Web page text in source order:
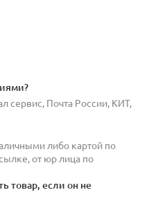
сервис, Почта России, КИТ,
либо картой по
от юр лица по
товар, если он не